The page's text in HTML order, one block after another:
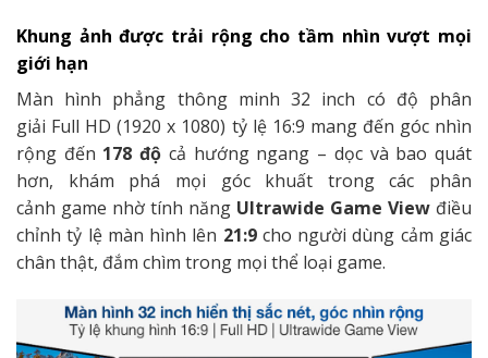
Khung ảnh được trải rộng cho tầm nhìn vượt mọi
giới hạn
Màn hình phẳng thông minh 32 inch có độ phân
giải Full HD (1920 x 1080) tỷ lệ 16:9 mang đến góc nhìn
rộng đến 178 độ cả hướng ngang – dọc và bao quát
hơn, khám phá mọi góc khuất trong các phân
cảnh game nhờ tính năng Ultrawide Game View điều
chỉnh tỷ lệ màn hình lên 21:9 cho người dùng cảm giác
chân thật, đắm chìm trong mọi thể loại game.